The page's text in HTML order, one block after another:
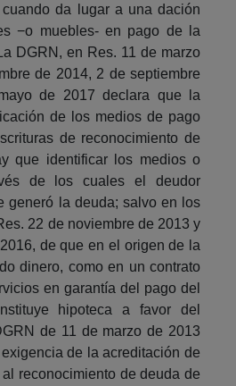
da lugar a una dación
−o muebles- en pago de la
DGRN, en Res. 11 de marzo
de 2014, 2 de septiembre
de 2017 declara que la
de los medios de pago
de reconocimiento de
que identificar los medios o
de los cuales el deudor
generó la deuda; salvo en los
22 de noviembre de 2013 y
de que en el origen de la
dinero, como en un contrato
en garantía del pago del
hipoteca a favor del
de 11 de marzo de 2013
de la acreditación de
reconocimiento de deuda de